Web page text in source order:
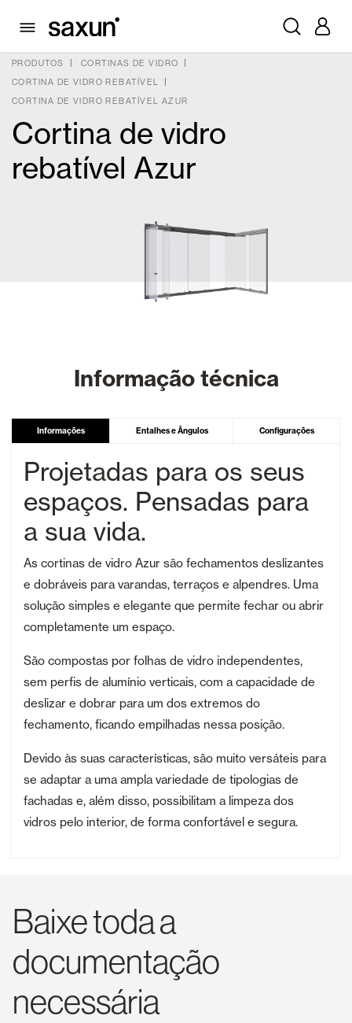
PRODUTOS
CORTINAS DE VIDRO
CORTINA DE VIDRO REBATÍVEL
CORTINA DE VIDRO REBATÍVEL AZUR
Cortina de vidro
rebatível Azur
Informação técnica
Informações Entalhes e Ângulos Configurações
Projetadas para os seus
espaços. Pensadas para
a sua vida.
As cortinas de vidro Azur são fechamentos deslizantes
e dobráveis para varandas, terraços e alpendres. Uma
solução simples e elegante que permite fechar ou abrir
completamente um espaço.
São compostas por folhas de vidro independentes,
sem perfis de alumínio verticais, com a capacidade de
deslizar e dobrar para um dos extremos do
fechamento, ficando empilhadas nessa posição.
Devido às suas características, são muito versáteis para
se adaptar a uma ampla variedade de tipologias de
fachadas e, além disso, possibilitam a limpeza dos
vidros pelo interior, de forma confortável e segura.
Baixe toda a
documentação
necessária